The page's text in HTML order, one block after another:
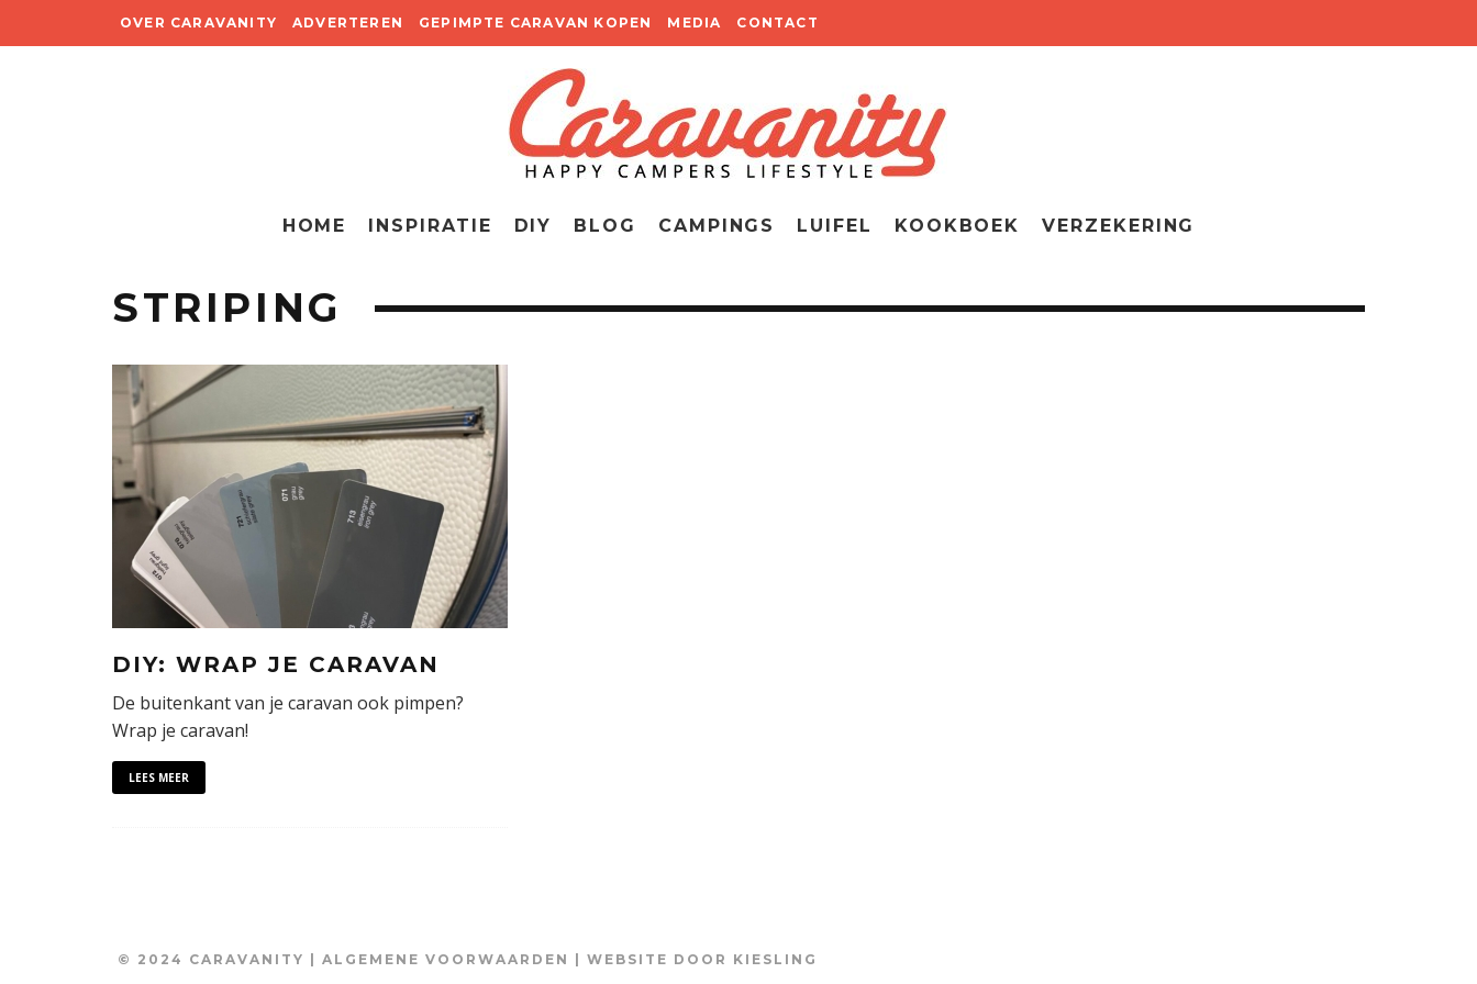
OVER CARAVANITY ADVERTEREN GEPIMPTE CARAVAN KOPEN MEDIA CONTACT
HOME INSPIRATIE DIY BLOG CAMPINGS LUIFEL KOOKBOEK VERZEKERING
STRIPING
DIY: WRAP JE CARAVAN
De buitenkant van je caravan ook pimpen?
Wrap je caravan!
LEES MEER
© 2024 CARAVANITY | ALGEMENE VOORWAARDEN | WEBSITE DOOR KIESLING